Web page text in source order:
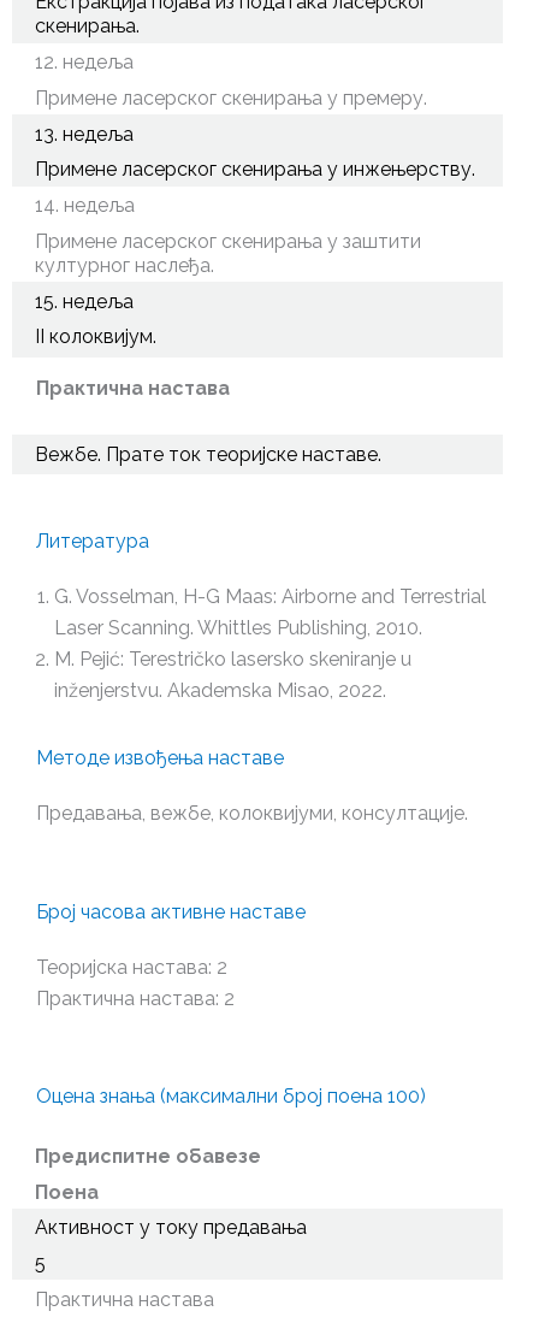
скенирања.
12. недеља
Примене ласерског скенирања у премеру.
13. недеља
Примене ласерског скенирања у инжењерству.
14. недеља
Примене ласерског скенирања у заштити
културног наслеђа.
15. недеља
II колоквијум.
Практична настава
Вежбе. Прате ток теоријске наставе.
Литература
G. Vosselman, H-G Maas: Airborne and Terrestrial
Laser Scanning. Whittles Publishing, 2010.
M. Pejić: Terestričko lasersko skeniranje u
inženjerstvu. Akademska Misao, 2022.
Методе извођења наставе
Предавања, вежбе, колоквијуми, консултације.
Број часова активне наставе
Теоријска настава: 2
Практична настава: 2
Оцена знања (максимални број поена 100)
Предиспитне обавезе
Поена
Активност у току предавања
5
Практична настава